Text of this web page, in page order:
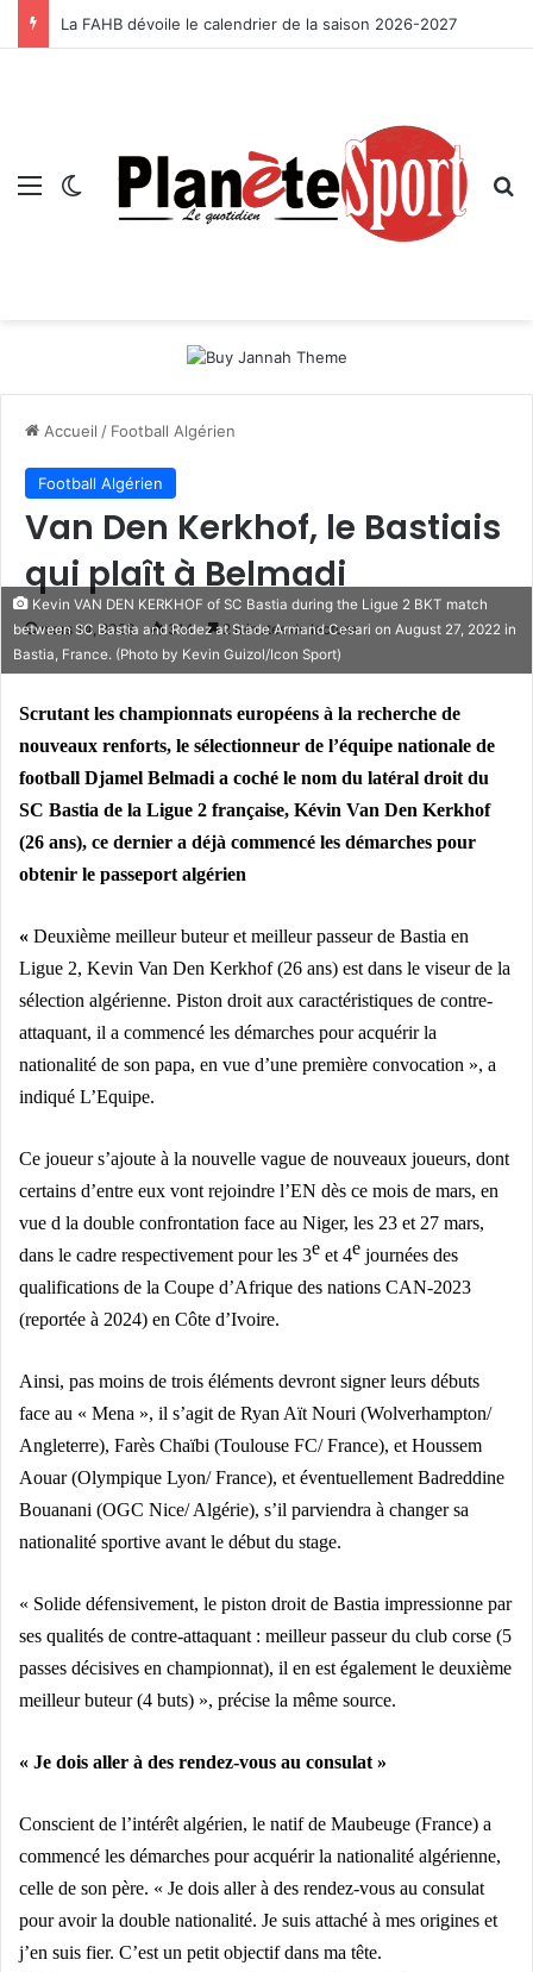
La FAHB dévoile le calendrier de la saison 2026-2027
Menu Switch skin
Accueil / Football Algérien
Football Algérien
Van Den Kerkhof, le Bastiais
qui plaît à Belmadi
mars 14, 2023 314 2 minutes de lecture
Kevin VAN DEN KERKHOF of SC Bastia during the Ligue 2 BKT match
between SC Bastia and Rodez at Stade Armand Cesari on August 27, 2022 in
Bastia, France. (Photo by Kevin Guizol/Icon Sport)
Scrutant les championnats européens à la recherche de
nouveaux renforts, le sélectionneur de l’équipe nationale de
football Djamel Belmadi a coché le nom du latéral droit du
SC Bastia de la Ligue 2 française, Kévin Van Den Kerkhof
(26 ans), ce dernier a déjà commencé les démarches pour
obtenir le passeport algérien
« Deuxième meilleur buteur et meilleur passeur de Bastia en
Ligue 2, Kevin Van Den Kerkhof (26 ans) est dans le viseur de la
sélection algérienne. Piston droit aux caractéristiques de contre-
attaquant, il a commencé les démarches pour acquérir la
nationalité de son papa, en vue d’une première convocation », a
indiqué L’Equipe.
Ce joueur s’ajoute à la nouvelle vague de nouveaux joueurs, dont
certains d’entre eux vont rejoindre l’EN dès ce mois de mars, en
vue d la double confrontation face au Niger, les 23 et 27 mars,
dans le cadre respectivement pour les 3e et 4e journées des
qualifications de la Coupe d’Afrique des nations CAN-2023
(reportée à 2024) en Côte d’Ivoire.
Ainsi, pas moins de trois éléments devront signer leurs débuts
face au « Mena », il s’agit de Ryan Aït Nouri (Wolverhampton/
Angleterre), Farès Chaïbi (Toulouse FC/ France), et Houssem
Aouar (Olympique Lyon/ France), et éventuellement Badreddine
Bouanani (OGC Nice/ Algérie), s’il parviendra à changer sa
nationalité sportive avant le début du stage.
« Solide défensivement, le piston droit de Bastia impressionne par
ses qualités de contre-attaquant : meilleur passeur du club corse (5
passes décisives en championnat), il en est également le deuxième
meilleur buteur (4 buts) », précise la même source.
« Je dois aller à des rendez-vous au consulat »
Conscient de l’intérêt algérien, le natif de Maubeuge (France) a
commencé les démarches pour acquérir la nationalité algérienne,
celle de son père. « Je dois aller à des rendez-vous au consulat
pour avoir la double nationalité. Je suis attaché à mes origines et
j’en suis fier. C’est un petit objectif dans ma tête.